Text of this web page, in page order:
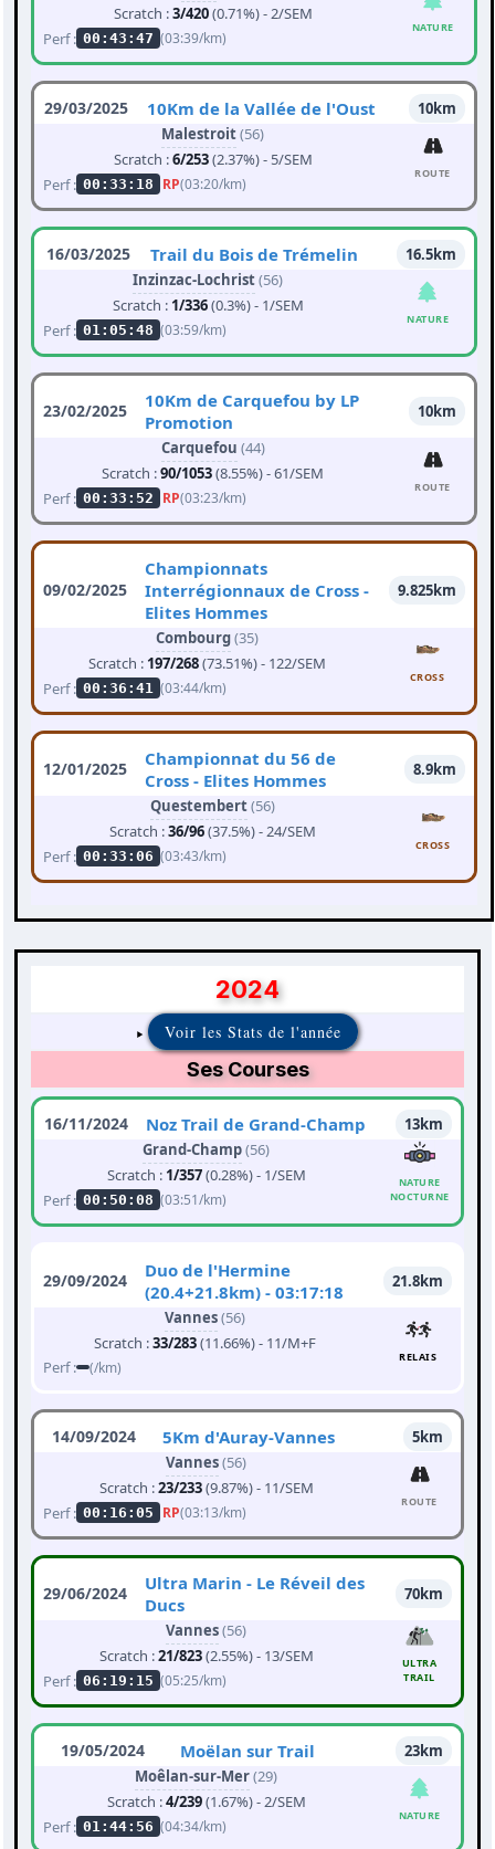
Scratch :3/420(0.71%) - 2/SEM
Perf : 00:43:47 (03:39/km)
NATURE
29/03/2025 10Km de la Vallée de l'Oust
10km
Malestroit(56)
Scratch :6/253(2.37%) - 5/SEM
Perf : 00:33:18 RP(03:20/km)
ROUTE
16/03/2025 Trail du Bois de Trémelin
16.5km
Inzinzac-Lochrist(56)
Scratch : 1/336(0.3%) - 1/SEM
Perf : 01:05:48 (03:59/km)
NATURE
23/02/2025
10Km de Carquefou by LP
Promotion
10km
Carquefou (44)
Scratch :90/1053(8.55%) - 61/SEM
Perf : 00:33:52 RP(03:23/km)
ROUTE
09/02/2025
Championnats
Interrégionnaux de Cross -
Elites Hommes
9.825km
Combourg(35)
Scratch : 197/268(73.51%) - 122/SEM
Perf : 00:36:41 (03:44/km)
CROSS
12/01/2025
Championnat du 56 de
Cross - Elites Hommes
8.9km
Questembert(56)
Scratch :36/96(37.5%) - 24/SEM
Perf : 00:33:06 (03:43/km)
CROSS
2024
Voir les Stats de l'année
Ses Courses
16/11/2024 Noz Trail de Grand-Champ
13km
Grand-Champ(56)
Scratch : 1/357(0.28%) - 1/SEM
Perf : 00:50:08 (03:51/km)
NATURE
NOCTURNE
29/09/2024
Duo de l'Hermine
(20.4+21.8km) - 03:17:18
21.8km
Vannes(56)
Scratch :33/283(11.66%) - 11/M+F
Perf :
(/km)
RELAIS
14/09/2024 5Km d'Auray-Vannes
5km
Vannes(56)
Scratch :23/233(9.87%) - 11/SEM
Perf : 00:16:05 RP(03:13/km)
ROUTE
29/06/2024
Ultra Marin - Le Réveil des
Ducs
70km
Vannes(56)
Scratch :21/823(2.55%) - 13/SEM
Perf : 06:19:15 (05:25/km)
ULTRA
TRAIL
19/05/2024 Moëlan sur Trail
23km
Moêlan-sur-Mer(29)
Scratch :4/239(1.67%) - 2/SEM
Perf : 01:44:56 (04:34/km)
NATURE